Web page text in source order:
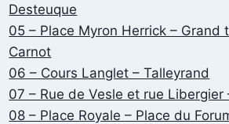
Desteuque
05 – Place Myron Herrick – Grand
Carnot
06 – Cours Langlet – Talleyrand
07 – Rue de Vesle et rue Libergier
08 – Place Royale – Place du